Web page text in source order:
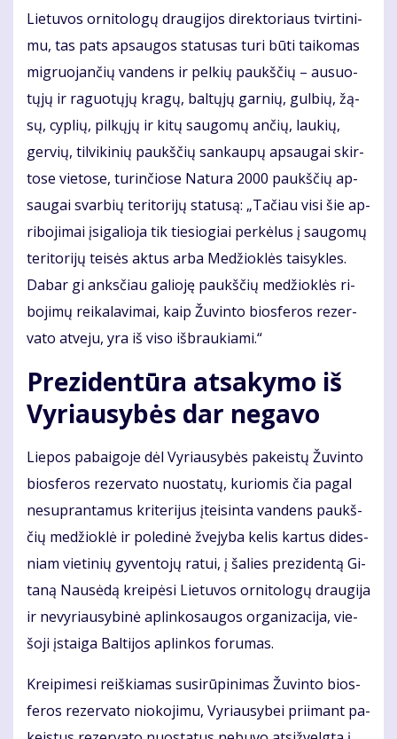
Lie­tu­vos or­ni­to­lo­gų drau­gi­jos di­rek­to­riaus tvir­ti­ni­
mu, tas pats ap­sau­gos sta­tu­sas tu­ri bū­ti tai­ko­mas
mig­ruo­jan­čių van­dens ir pel­kių paukš­čių – au­suo­
tų­jų ir ra­guo­tų­jų kra­gų, bal­tų­jų gar­nių, gul­bių, žą­
sų, cyp­lių, pil­kų­jų ir ki­tų sau­go­mų an­čių, lau­kių,
ger­vių, til­vi­ki­nių paukš­čių san­kau­pų ap­sau­gai skir­
to­se vie­to­se, tu­rin­čio­se Na­tu­ra 2000 paukš­čių ap­
sau­gai svar­bių te­ri­to­ri­jų sta­tu­są: „Ta­čiau vi­si šie ap­
ri­bo­ji­mai įsi­ga­lio­ja tik tie­sio­giai per­kė­lus į sau­go­mų
te­ri­to­ri­jų tei­sės ak­tus ar­ba Me­džiok­lės tai­syk­les.
Da­bar gi anks­čiau ga­lio­ję paukš­čių me­džiok­lės ri­
bo­ji­mų rei­ka­la­vi­mai, kaip Žu­vin­to bios­fe­ros re­zer­
va­to at­ve­ju, yra iš vi­so iš­brau­kia­mi.“
Pre­zi­den­tū­ra at­sa­ky­mo iš
Vy­riau­sy­bės dar ne­ga­vo
Lie­pos pa­bai­go­je dėl Vy­riau­sy­bės pa­keis­tų Žu­vin­to
bios­fe­ros re­zer­va­to nuo­sta­tų, ku­rio­mis čia pa­gal
ne­su­pran­ta­mus kri­te­ri­jus įtei­sin­ta van­dens paukš­
čių me­džiok­lė ir po­le­di­nė žve­jy­ba ke­lis kar­tus di­des­
niam vie­ti­nių gy­ven­to­jų ra­tui, į ša­lies pre­zi­den­tą Gi­
ta­ną Nau­sė­dą krei­pė­si Lie­tu­vos or­ni­to­lo­gų drau­gi­ja
ir ne­vy­riau­sy­bi­nė ap­lin­ko­sau­gos or­ga­ni­za­ci­ja, vie­
šo­ji įstai­ga Bal­ti­jos ap­lin­kos fo­ru­mas.
Krei­pi­me­si reiš­kia­mas su­si­rū­pi­ni­mas Žu­vin­to bios­
fe­ros re­zer­va­to nio­ko­ji­mu, Vy­riau­sy­bei pri­imant pa­